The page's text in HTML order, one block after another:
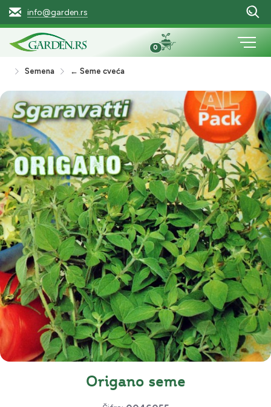
info@garden.rs
0
Semena ← Seme cveća
Origano seme